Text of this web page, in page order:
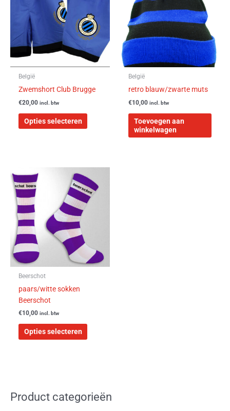
België
Zwemshort Club Brugge
€20,00 incl. btw
Opties selecteren
variaties.
Deze
optie
kan
gekozen
België
retro blauw/zwarte muts
€10,00 incl. btw
Toevoegen aan
winkelwagen
Beerschot
paars/witte sokken
Beerschot
€10,00 incl. btw
Opties selecteren
product
heeft
meerdere
kan
gekozen
Product categorieën